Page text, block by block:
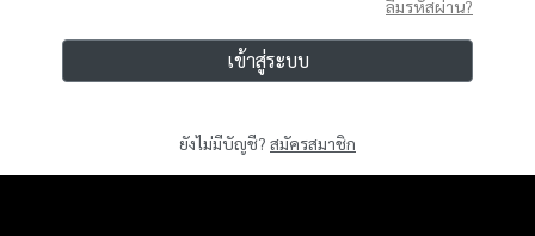
ลืมรหัสผ่าน?
เข้าสู่ระบบ
ยังไม่มีบัญชี? สมัครสมาชิก